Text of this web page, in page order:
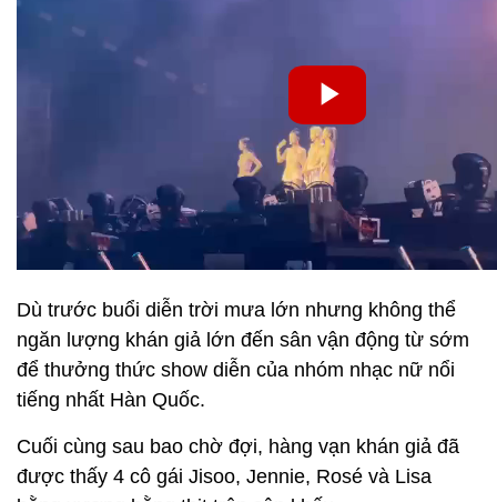
Dù trước buổi diễn trời mưa lớn nhưng không thể
ngăn lượng khán giả lớn đến sân vận động từ sớm
để thưởng thức show diễn của nhóm nhạc nữ nổi
tiếng nhất Hàn Quốc.
Cuối cùng sau bao chờ đợi, hàng vạn khán giả đã
được thấy 4 cô gái Jisoo, Jennie, Rosé và Lisa